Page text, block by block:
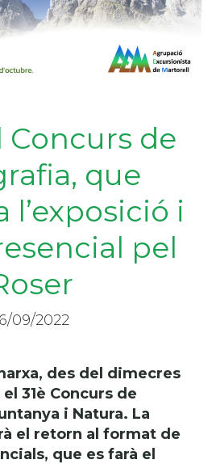
Concurs de
que
l’exposició i
pel
09/2022
des del dimecres
31è Concurs de
i Natura. La
el retorn al format de
que es farà el